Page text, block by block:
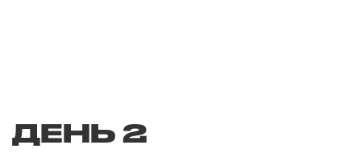
ДЕНЬ 2